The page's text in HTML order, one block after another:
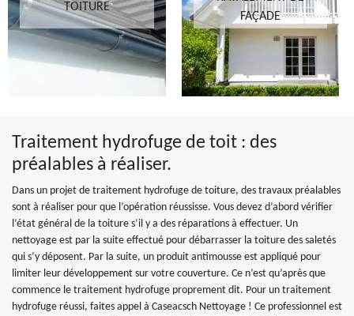
TOITURE
FAÇADE
Traitement hydrofuge de toit : des
préalables à réaliser.
Dans un projet de traitement hydrofuge de toiture, des travaux préalables
sont à réaliser pour que l’opération réussisse. Vous devez d’abord vérifier
l’état général de la toiture s’il y a des réparations à effectuer. Un
nettoyage est par la suite effectué pour débarrasser la toiture des saletés
qui s’y déposent. Par la suite, un produit antimousse est appliqué pour
limiter leur développement sur votre couverture. Ce n’est qu’après que
commence le traitement hydrofuge proprement dit. Pour un traitement
hydrofuge réussi, faites appel à Caseacsch Nettoyage ! Ce professionnel est